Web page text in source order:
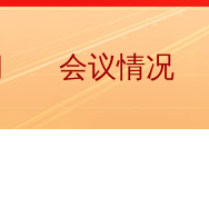
会议情况